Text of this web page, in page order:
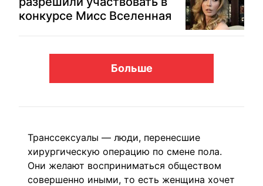
конкурсе Мисс Вселенная
Больше
Транссексуалы — люди, перенесшие
хирургическую операцию по смене пола.
Они желают восприниматься обществом
совершенно иными, то есть женщина хочет